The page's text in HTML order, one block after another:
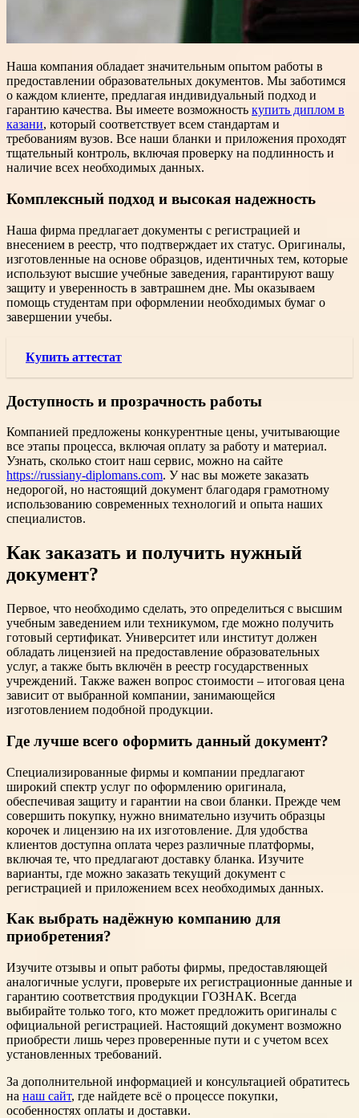
Наша компания обладает значительным опытом работы в
предоставлении образовательных документов. Мы заботимся
о каждом клиенте, предлагая индивидуальный подход и
гарантию качества. Вы имеете возможность купить диплом в
казани, который соответствует всем стандартам и
требованиям вузов. Все наши бланки и приложения проходят
тщательный контроль, включая проверку на подлинность и
наличие всех необходимых данных.
Комплексный подход и высокая надежность
Наша фирма предлагает документы с регистрацией и
внесением в реестр, что подтверждает их статус. Оригиналы,
изготовленные на основе образцов, идентичных тем, которые
используют высшие учебные заведения, гарантируют вашу
защиту и уверенность в завтрашнем дне. Мы оказываем
помощь студентам при оформлении необходимых бумаг о
завершении учебы.
Купить аттестат
Доступность и прозрачность работы
Компанией предложены конкурентные цены, учитывающие
все этапы процесса, включая оплату за работу и материал.
Узнать, сколько стоит наш сервис, можно на сайте
https://russiany-diplomans.com. У нас вы можете заказать
недорогой, но настоящий документ благодаря грамотному
использованию современных технологий и опыта наших
специалистов.
Как заказать и получить нужный
документ?
Первое, что необходимо сделать, это определиться с высшим
учебным заведением или техникумом, где можно получить
готовый сертификат. Университет или институт должен
обладать лицензией на предоставление образовательных
услуг, а также быть включён в реестр государственных
учреждений. Также важен вопрос стоимости – итоговая цена
зависит от выбранной компании, занимающейся
изготовлением подобной продукции.
Где лучше всего оформить данный документ?
Специализированные фирмы и компании предлагают
широкий спектр услуг по оформлению оригинала,
обеспечивая защиту и гарантии на свои бланки. Прежде чем
совершить покупку, нужно внимательно изучить образцы
корочек и лицензию на их изготовление. Для удобства
клиентов доступна оплата через различные платформы,
включая те, что предлагают доставку бланка. Изучите
варианты, где можно заказать текущий документ с
регистрацией и приложением всех необходимых данных.
Как выбрать надёжную компанию для
приобретения?
Изучите отзывы и опыт работы фирмы, предоставляющей
аналогичные услуги, проверьте их регистрационные данные и
гарантию соответствия продукции ГОЗНАК. Всегда
выбирайте только того, кто может предложить оригиналы с
официальной регистрацией. Настоящий документ возможно
приобрести лишь через проверенные пути и с учетом всех
установленных требований.
За дополнительной информацией и консультацией обратитесь
на наш сайт, где найдете всё о процессе покупки,
особенностях оплаты и доставки.